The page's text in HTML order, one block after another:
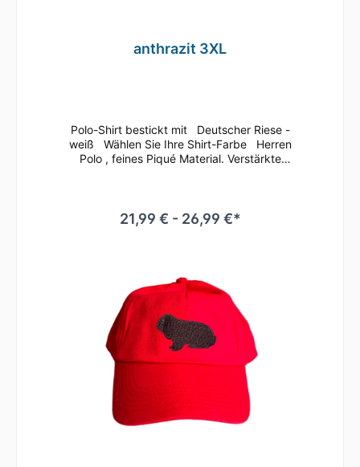
anthrazit 3XL
Polo-Shirt bestickt mit Deutscher Riese -
weiß Wählen Sie Ihre Shirt-Farbe Herren
Polo , feines Piqué Material. Verstärkte
Nackenband, 100% Combed Cotton,
einlaufvorbehandelt, waschbar bis 60°C ohne
Temperatur , leicht feucht. Material: Farben
100% Baumwolle Farbe Sport grey 85%
Baumwolle 15% Viskose
21,99 € - 26,99 €*